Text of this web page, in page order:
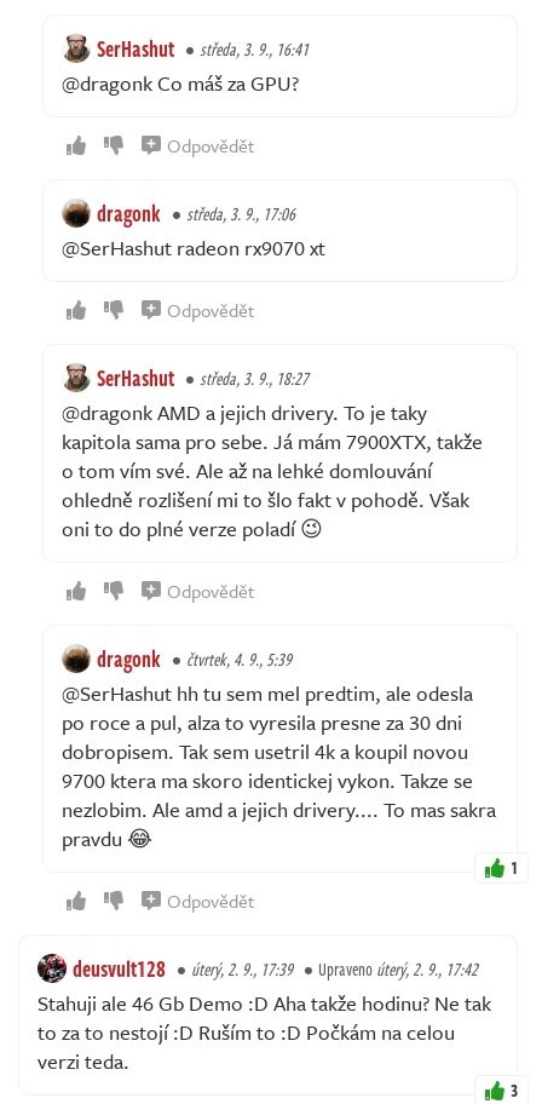
SerHashut středa, 3. 9., 16:41
@dragonk Co máš za GPU?
Odpovědět
dragonk středa, 3. 9., 17:06
@SerHashut radeon rx9070 xt
Odpovědět
SerHashut středa, 3. 9., 18:27
@dragonk AMD a jejich drivery. To je taky
kapitola sama pro sebe. Já mám 7900XTX, takže
o tom vím své. Ale až na lehké domlouvání
ohledně rozlišení mi to šlo fakt v pohodě. Však
oni to do plné verze poladí 😉
Odpovědět
dragonk čtvrtek, 4. 9., 5:39
@SerHashut hh tu sem mel predtim, ale odesla
po roce a pul, alza to vyresila presne za 30 dni
dobropisem. Tak sem usetril 4k a koupil novou
9700 ktera ma skoro identickej vykon. Takze se
nezlobim. Ale amd a jejich drivery.... To mas sakra
pravdu 😂
1
Odpovědět
deusvult128 úterý, 2. 9., 17:39 Upravenoúterý, 2. 9., 17:42
Stahuji ale 46 Gb Demo :D Aha takže hodinu? Ne tak
to za to nestojí :D Ruším to :D Počkám na celou
verzi teda.
3